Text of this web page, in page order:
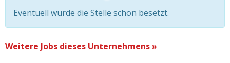
Eventuell wurde die Stelle schon besetzt.
Weitere Jobs dieses Unternehmens »